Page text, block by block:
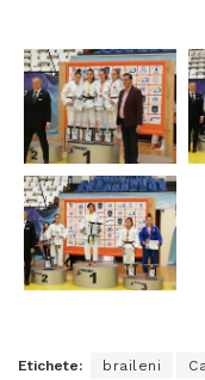
Etichete: braileni